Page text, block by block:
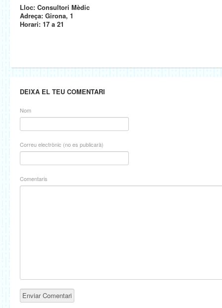
Lloc: Consultori Mèdic
Adreça: Girona, 1
Horari: 17 a 21
DEIXA EL TEU COMENTARI
Nom
Correu electrònic (no es publicarà)
Comentaris